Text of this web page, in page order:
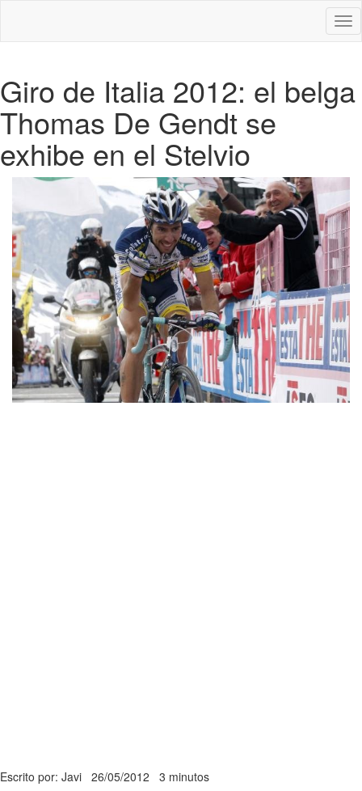
Giro de Italia 2012: el belga
Thomas De Gendt se
exhibe en el Stelvio
Escrito por: Javi 26/05/2012 3 minutos